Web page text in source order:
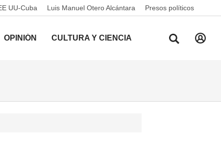
UU-Cuba Luis Manuel Otero Alcántara Presos políticos
OPINIÓN CULTURA Y CIENCIA